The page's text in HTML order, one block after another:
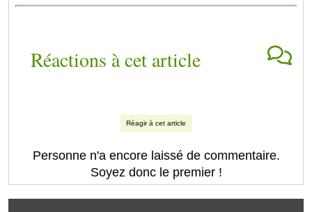
Réactions à cet article
Réagir à cet article
Personne n'a encore laissé de commentaire.
Soyez donc le premier !